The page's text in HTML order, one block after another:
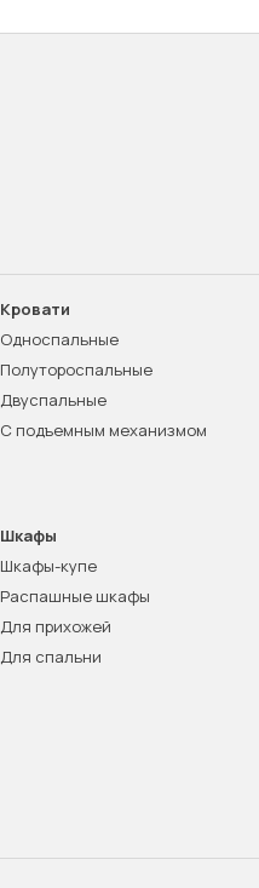
Кровати
Односпальные
Полутороспальные
Двуспальные
С подъемным механизмом
Шкафы
Шкафы-купе
Распашные шкафы
Для прихожей
Для спальни